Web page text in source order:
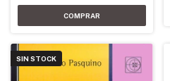
SIN STOCK